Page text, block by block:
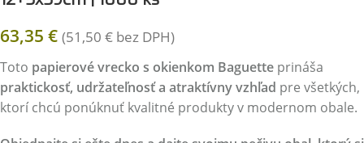
63,35 € (51,50 € bez DPH)
Toto papierové vrecko s okienkom Baguette prináša
praktickosť, udržateľnosť a atraktívny vzhľad pre všetkých,
ktorí chcú ponúknuť kvalitné produkty v modernom obale.